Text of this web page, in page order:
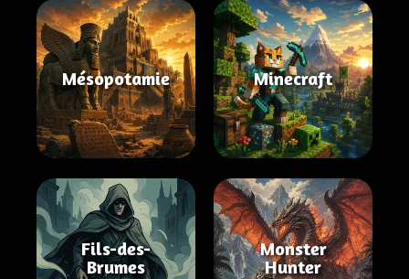
Mésopotamie Minecraft
Fils-des-
Brumes
Monster
Hunter